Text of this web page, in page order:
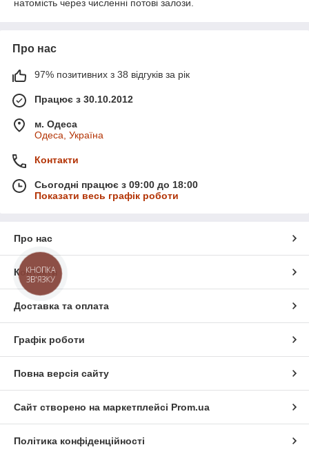
натомість через численні потові залози.
Про нас
97% позитивних з 38 відгуків за рік
Працює з 30.10.2012
м. Одеса
Одеса, Україна
Контакти
Сьогодні працює з 09:00 до 18:00
Показати весь графік роботи
Про нас
Контакти
Доставка та оплата
Графік роботи
Повна версія сайту
Сайт створено на маркетплейсі Prom.ua
Політика конфіденційності
КНОПКА
ЗВ'ЯЗКУ